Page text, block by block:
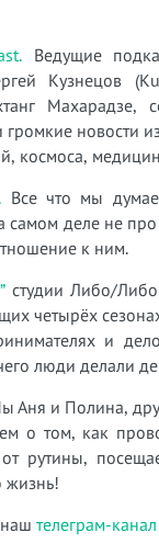
Ведущие
Кузнецов
Махарадзе,
новости
космоса,
Все что мы
самом деле не
к ним.
студии Либо/
четырёх
и
люди делали
Аня и Полина,
о том, как
рутины,
жизнь!
телеграм-канал